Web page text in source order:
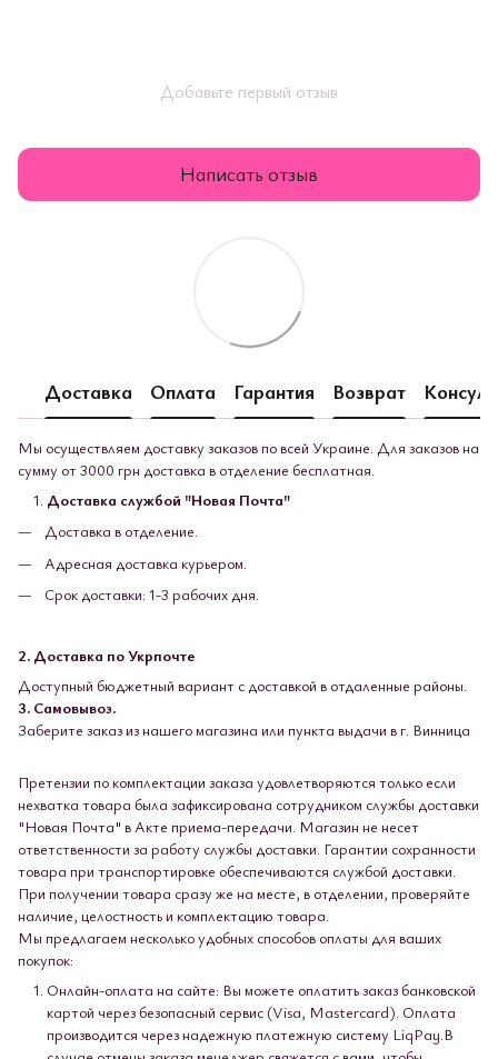
Добавьте первый отзыв
Написать отзыв
Доставка Оплата Гарантия Возврат
Мы осуществляем доставку заказов по всей Украине. Для заказов на
сумму от 3000 грн доставка в отделение бесплатная.
Доставка службой "Новая Почта"
Доставка в отделение.
Адресная доставка курьером.
Срок доставки: 1-3 рабочих дня.
2. Доставка по Укрпочте
Доступный бюджетный вариант с доставкой в ​​отдаленные районы.
3. Самовывоз.
Заберите заказ из нашего магазина или пункта выдачи в г. Винница
Претензии по комплектации заказа удовлетворяются только если
нехватка товара была зафиксирована сотрудником службы доставки
"Новая Почта" в Акте приема-передачи. Магазин не несет
ответственности за работу службы доставки. Гарантии сохранности
товара при транспортировке обеспечиваются службой доставки.
При получении товара сразу же на месте, в отделении, проверяйте
наличие, целостность и комплектацию товара.
Мы предлагаем несколько удобных способов оплаты для ваших
покупок:
Онлайн-оплата на сайте: Вы можете оплатить заказ банковской
картой через безопасный сервис (Visa, Mastercard). Оплата
производится через надежную платежную систему LiqPay.В